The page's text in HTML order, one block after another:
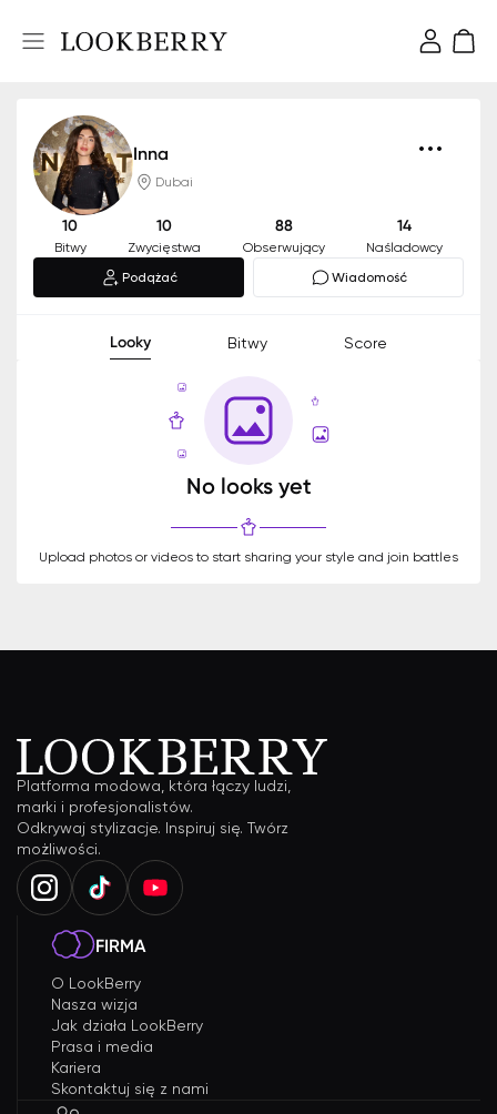
Inna
Dubai
10
Bitwy
10
Zwycięstwa
88
Obserwujący
14
Naśladowcy
Podążać
Wiadomość
Looky Bitwy Score
No looks yet
Upload photos or videos to start sharing your style and join battles
Platforma modowa, która łączy ludzi,
marki i profesjonalistów.
Odkrywaj stylizacje. Inspiruj się. Twórz
możliwości.
FIRMA
O LookBerry
Nasza wizja
Jak działa LookBerry
Prasa i media
Kariera
Skontaktuj się z nami